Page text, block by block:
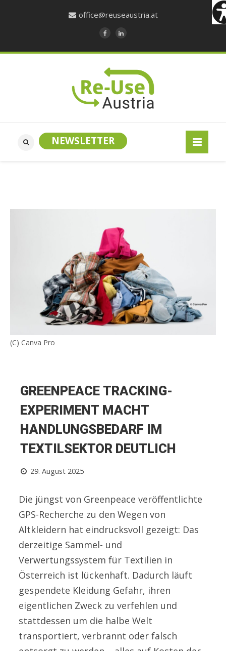
office@reuseaustria.at
NEWSLETTER
(C) Canva Pro
GREENPEACE TRACKING-
EXPERIMENT MACHT
HANDLUNGSBEDARF IM
TEXTILSEKTOR DEUTLICH
29. August 2025
Die jüngst von Greenpeace veröffentlichte
GPS-Recherche zu den Wegen von
Altkleidern hat eindrucksvoll gezeigt: Das
derzeitige Sammel- und
Verwertungssystem für Textilien in
Österreich ist lückenhaft. Dadurch läuft
gespendete Kleidung Gefahr, ihren
eigentlichen Zweck zu verfehlen und
stattdessen um die halbe Welt
transportiert, verbrannt oder falsch